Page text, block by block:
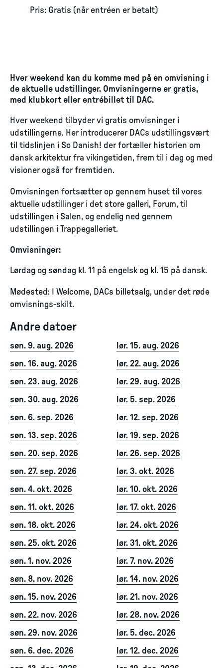
Pris: Gratis (når entréen er betalt)
Hver weekend kan du komme med på en omvisning i
de aktuelle udstillinger. Omvisningerne er gratis,
med klubkort eller entrébillet til DAC.
Hver weekend tilbyder vi gratis omvisninger i
udstillingerne. Her introducerer DACs udstillingsvært
til tidslinjen i So Danish! der fortæller historien om
dansk arkitektur fra vikingetiden, frem til i dag og med
visioner også for fremtiden.
Omvisningen fortsætter op gennem huset til vores
aktuelle udstillinger i det store galleri, Forum, til
udstillingen i Salen, og endelig ned gennem
udstillingen i Trappegalleriet.
Omvisninger:
Lørdag og søndag kl. 11 på engelsk og kl. 15 på dansk.
Mødested: I Welcome, DACs billetsalg, under det røde
omvisnings-skilt.
Andre datoer
søn. 9. aug. 2026
lør. 15. aug. 2026
søn. 16. aug. 2026
lør. 22. aug. 2026
søn. 23. aug. 2026
lør. 29. aug. 2026
søn. 30. aug. 2026
lør. 5. sep. 2026
søn. 6. sep. 2026
lør. 12. sep. 2026
søn. 13. sep. 2026
lør. 19. sep. 2026
søn. 20. sep. 2026
lør. 26. sep. 2026
søn. 27. sep. 2026
lør. 3. okt. 2026
søn. 4. okt. 2026
lør. 10. okt. 2026
søn. 11. okt. 2026
lør. 17. okt. 2026
søn. 18. okt. 2026
lør. 24. okt. 2026
søn. 25. okt. 2026
lør. 31. okt. 2026
søn. 1. nov. 2026
lør. 7. nov. 2026
søn. 8. nov. 2026
lør. 14. nov. 2026
søn. 15. nov. 2026
lør. 21. nov. 2026
søn. 22. nov. 2026
lør. 28. nov. 2026
søn. 29. nov. 2026
lør. 5. dec. 2026
søn. 6. dec. 2026
lør. 12. dec. 2026